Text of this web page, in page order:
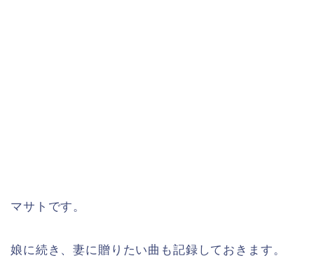
マサトです。
娘に続き、妻に贈りたい曲も記録しておきます。